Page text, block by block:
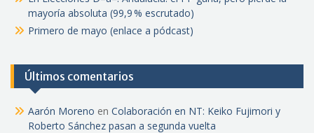
mayoría absoluta (99,9 % escrutado)
Primero de mayo (enlace a pódcast)
Últimos comentarios
Aarón Moreno en Colaboración en NT: Keiko Fujimori y
Roberto Sánchez pasan a segunda vuelta